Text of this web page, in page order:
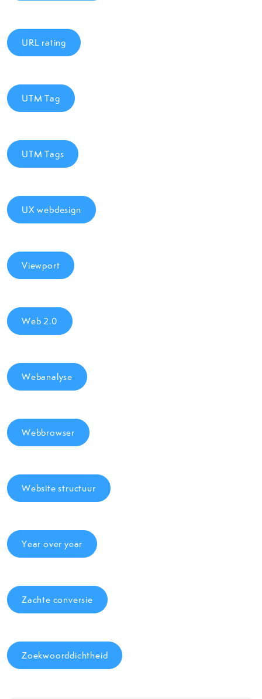
URL rating
UTM Tag
UTM Tags
UX webdesign
Viewport
Web 2.0
Webanalyse
Webbrowser
Website structuur
Year over year
Zachte conversie
Zoekwoorddichtheid